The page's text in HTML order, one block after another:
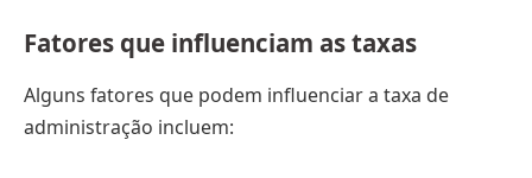
Fatores que influenciam as taxas
Alguns fatores que podem influenciar a taxa de
administração incluem: